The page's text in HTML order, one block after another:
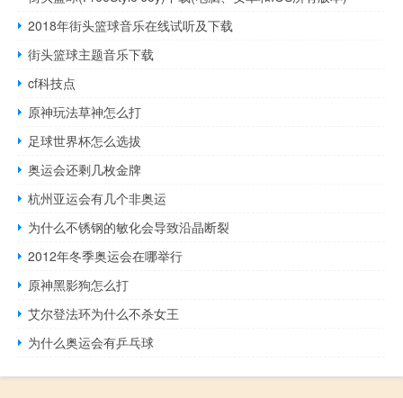
2018年街头篮球音乐在线试听及下载
街头篮球主题音乐下载
cf科技点
原神玩法草神怎么打
足球世界杯怎么选拔
奥运会还剩几枚金牌
杭州亚运会有几个非奥运
为什么不锈钢的敏化会导致沿晶断裂
2012年冬季奥运会在哪举行
原神黑影狗怎么打
艾尔登法环为什么不杀女王
为什么奥运会有乒乓球